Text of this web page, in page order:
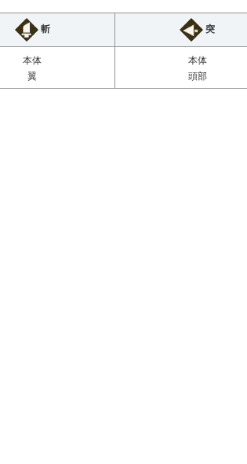
斬 突
本体
翼
本体
頭部